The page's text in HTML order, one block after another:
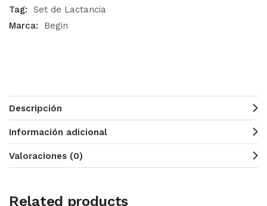
Tag:
Set de Lactancia
Marca:
Begin
Descripción
Información adicional
Valoraciones (0)
Related products